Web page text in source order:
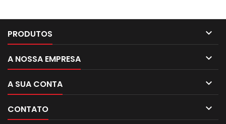
PRODUTOS 
A NOSSA EMPRESA 
A SUA CONTA 
CONTATO 